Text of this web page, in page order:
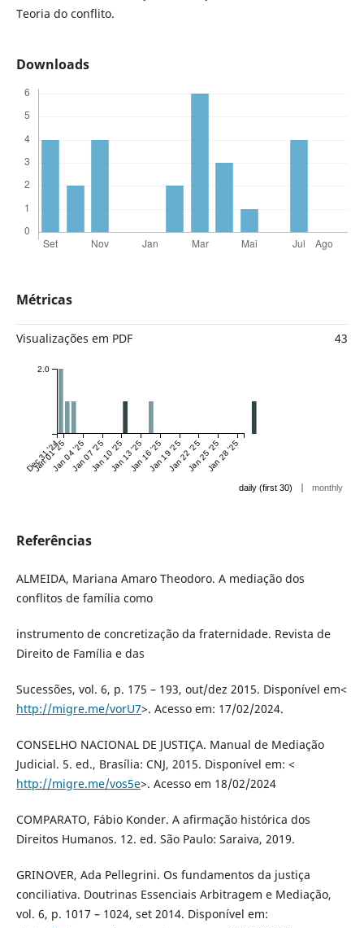
Teoria do conflito.
Downloads
Métricas
Visualizações em PDF 43
Dec 31 '24
Jan 01 '25Jan 04 '25Jan 07 '25Jan 10 '25Jan 13 '25Jan 16 '25Jan 19 '25Jan 22 '25Jan 25 '25Jan 28 '25
2.0
daily (first 30) | monthly
Referências
ALMEIDA, Mariana Amaro Theodoro. A mediação dos
conflitos de família como
instrumento de concretização da fraternidade. Revista de
Direito de Família e das
Sucessões, vol. 6, p. 175 – 193, out/dez 2015. Disponível em<
http://migre.me/vorU7>. Acesso em: 17/02/2024.
CONSELHO NACIONAL DE JUSTIÇA. Manual de Mediação
Judicial. 5. ed., Brasília: CNJ, 2015. Disponível em: <
http://migre.me/vos5e>. Acesso em 18/02/2024
COMPARATO, Fábio Konder. A afirmação histórica dos
Direitos Humanos. 12. ed. São Paulo: Saraiva, 2019.
GRINOVER, Ada Pellegrini. Os fundamentos da justiça
conciliativa. Doutrinas Essenciais Arbitragem e Mediação,
vol. 6, p. 1017 – 1024, set 2014. Disponível em: